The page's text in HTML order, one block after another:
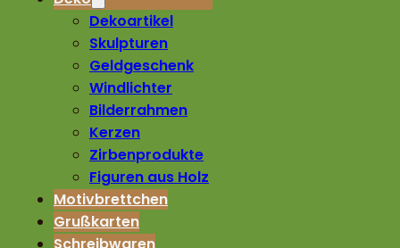
Dekoartikel
Skulpturen
Geldgeschenk
Windlichter
Bilderrahmen
Kerzen
Zirbenprodukte
Figuren aus Holz
Motivbrettchen
Grußkarten